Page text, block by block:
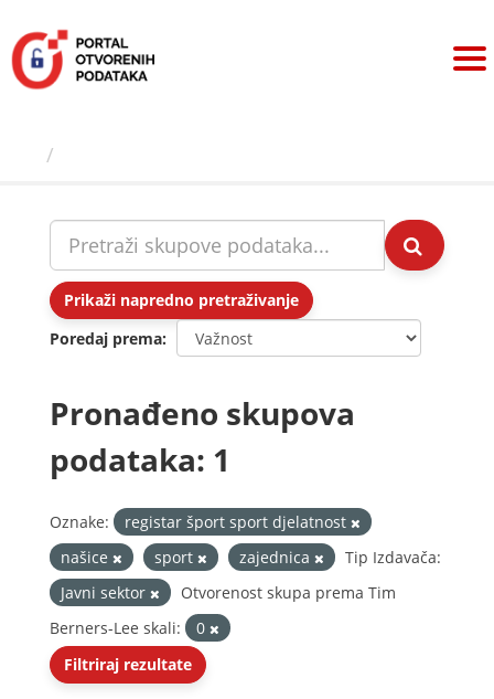
sadržaj
Prikaži napredno pretraživanje
Poredaj prema
Pronađeno skupova
podataka: 1
Oznake:
registar šport sport djelatnost
našice
sport zajednica
Tip Izdavača:
Javni sektor
Otvorenost skupa prema Tim
Berners-Lee skali:
0
Filtriraj rezultate